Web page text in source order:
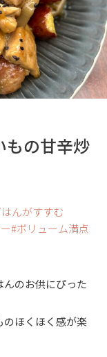
もの甘辛炒
はんがすすむ
ボリューム満点
んのお供にぴった
のほくほく感が楽